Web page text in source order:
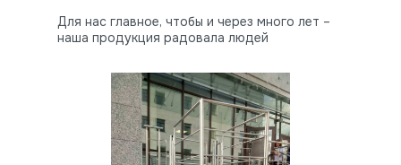
Для нас главное, чтобы и через много лет –
наша продукция радовала людей